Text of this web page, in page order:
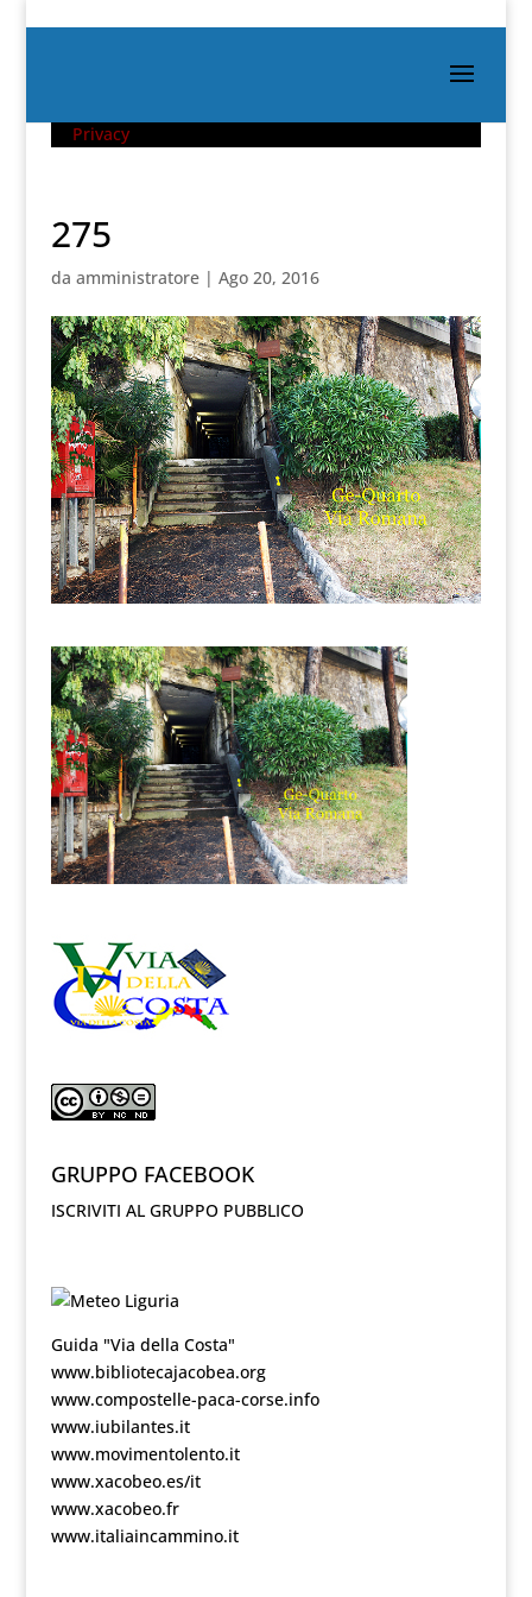
Privacy
275
da amministratore| Ago 20, 2016
GRUPPO FACEBOOK
ISCRIVITI AL GRUPPO PUBBLICO
Guida "Via della Costa"
www.bibliotecajacobea.org
www.compostelle-paca-corse.info
www.iubilantes.it
www.movimentolento.it
www.xacobeo.es/it
www.xacobeo.fr
www.italiaincammino.it